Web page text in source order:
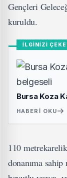
Gençleri
kuruldu.
İLGİNİZİ
Bursa Koza
HABERI OKU
110
donanıma